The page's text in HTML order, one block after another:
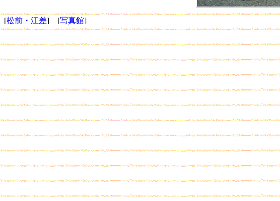
[松前・江差] [写真館]